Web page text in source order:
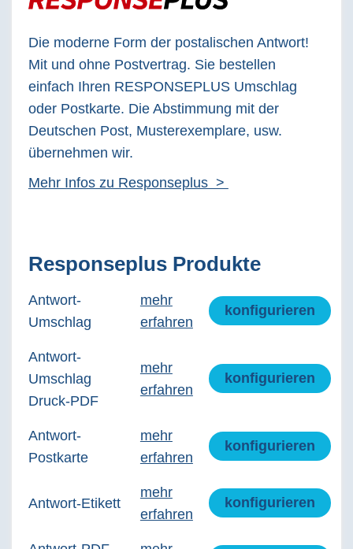
Die moderne Form der postalischen Antwort!
Mit und ohne Postvertrag. Sie bestellen
einfach Ihren RESPONSEPLUS Umschlag
oder Postkarte. Die Abstimmung mit der
Deutschen Post, Musterexemplare, usw.
übernehmen wir.
Mehr Infos zu Responseplus >
Responseplus Produkte
Antwort-
Umschlag
mehr
erfahren
konfigurieren
Antwort-
Umschlag
Druck-PDF
mehr
erfahren
konfigurieren
Antwort-
Postkarte
mehr
erfahren
konfigurieren
Antwort-Etikett
mehr
erfahren
konfigurieren